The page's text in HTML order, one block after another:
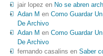
jair lopez en No se abren
Adan M en Como Guardar
De Archivo
Adan M en Como Guardar
De Archivo
fernando casalins en Saber